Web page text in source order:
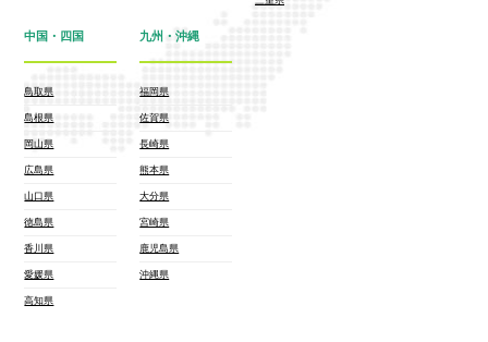
中国・四国
鳥取県
島根県
岡山県
広島県
山口県
徳島県
香川県
愛媛県
高知県
九州・沖縄
福岡県
佐賀県
長崎県
熊本県
大分県
宮崎県
鹿児島県
沖縄県